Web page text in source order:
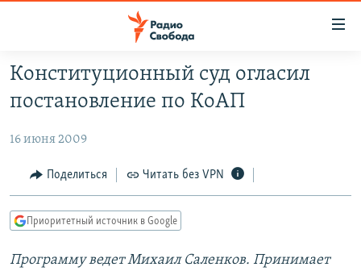
упрощенного
доступа
содержанию
Вернутся
навигации
ПРОГРАММЫ
АВТОРСКИЕ ПРОЕКТЫ
ЦИТАТЫ СВОБОДЫ
КУЛЬТУРА
IDEL.РЕАЛИИ
Конституционный суд огласил
постановление по КоАП
16 июня 2009
Поделиться Читать без VPN
Приоритетный источник в Google
Программу ведет Михаил Саленков. Принимает